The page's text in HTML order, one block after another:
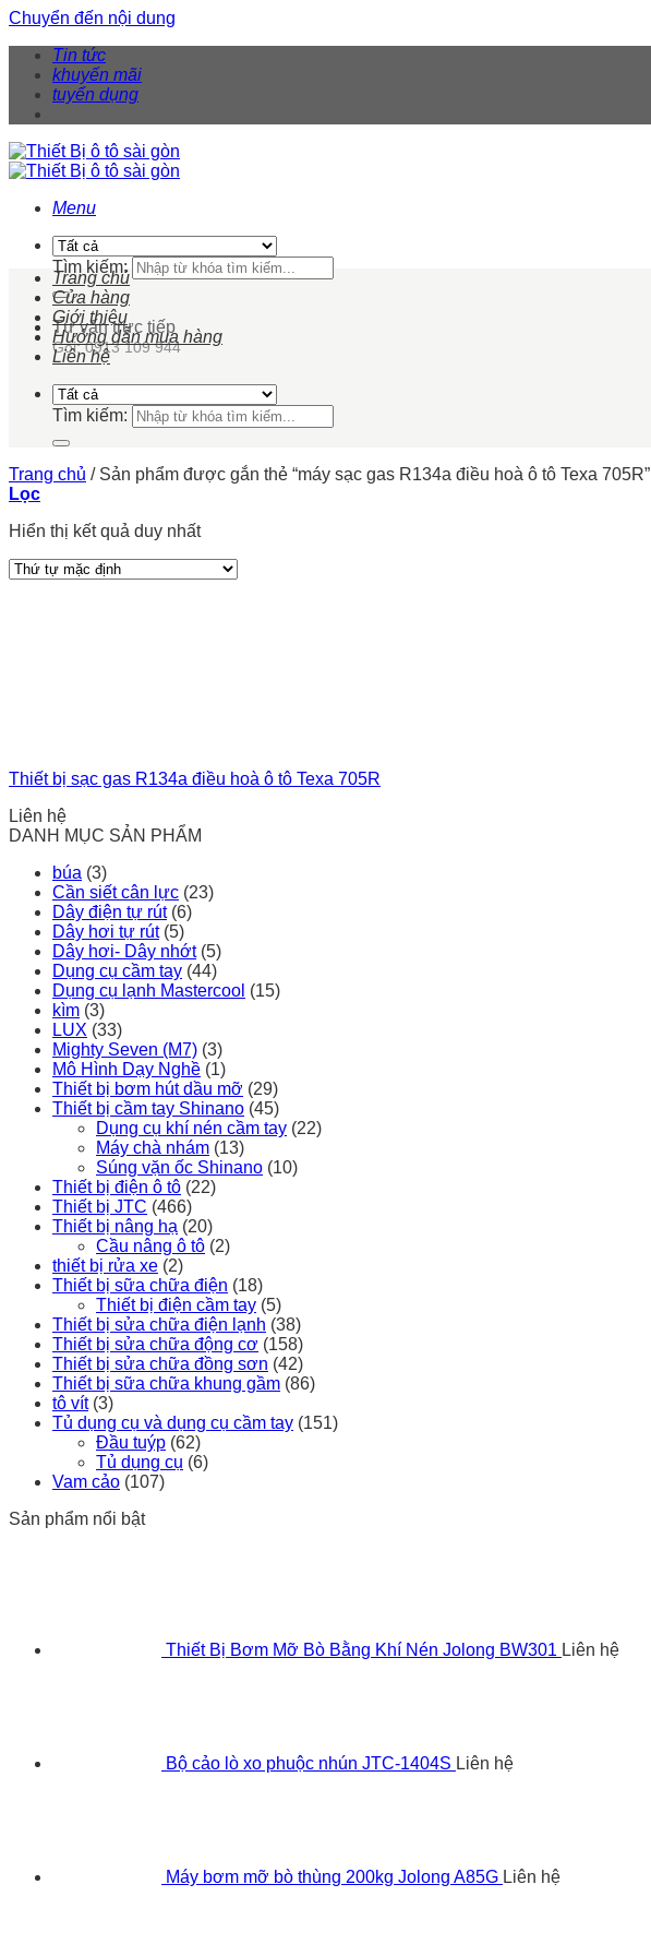
Chuyển đến nội dung
Tin tức
khuyến mãi
tuyển dụng
Menu
Tìm kiếm:
Tư vấn trực tiếp
Gọi: 0913 109 944
Trang chủ
Cửa hàng
Giới thiệu
Hướng dẫn mua hàng
Liên hệ
Tìm kiếm:
Trang chủ /Sản phẩm được gắn thẻ “máy sạc gas R134a điều hoà ô tô Texa 705R”
Lọc
Hiển thị kết quả duy nhất
Thiết bị sạc gas R134a điều hoà ô tô Texa 705R
Liên hệ
DANH MỤC SẢN PHẨM
búa (3)
Cần siết cân lực (23)
Dây điện tự rút (6)
Dây hơi tự rút (5)
Dây hơi- Dây nhớt (5)
Dụng cụ cầm tay (44)
Dụng cụ lạnh Mastercool (15)
kìm (3)
LUX (33)
Mighty Seven (M7) (3)
Mô Hình Dạy Nghề (1)
Thiết bị bơm hút dầu mỡ (29)
Thiết bị cầm tay Shinano (45)
Dụng cụ khí nén cầm tay (22)
Máy chà nhám (13)
Súng vặn ốc Shinano (10)
Thiết bị điện ô tô (22)
Thiết bị JTC (466)
Thiết bị nâng hạ (20)
Cầu nâng ô tô (2)
thiết bị rửa xe (2)
Thiết bị sữa chữa điện (18)
Thiết bị điện cầm tay (5)
Thiết bị sửa chữa điện lạnh (38)
Thiết bị sửa chữa động cơ (158)
Thiết bị sửa chữa đồng sơn (42)
Thiết bị sữa chữa khung gầm (86)
tô vít (3)
Tủ dụng cụ và dụng cụ cầm tay (151)
Đầu tuýp (62)
Tủ dụng cụ (6)
Vam cảo (107)
Sản phẩm nổi bật
Thiết Bị Bơm Mỡ Bò Bằng Khí Nén Jolong BW301 Liên hệ
Bộ cảo lò xo phuộc nhún JTC-1404S Liên hệ
Máy bơm mỡ bò thùng 200kg Jolong A85G Liên hệ